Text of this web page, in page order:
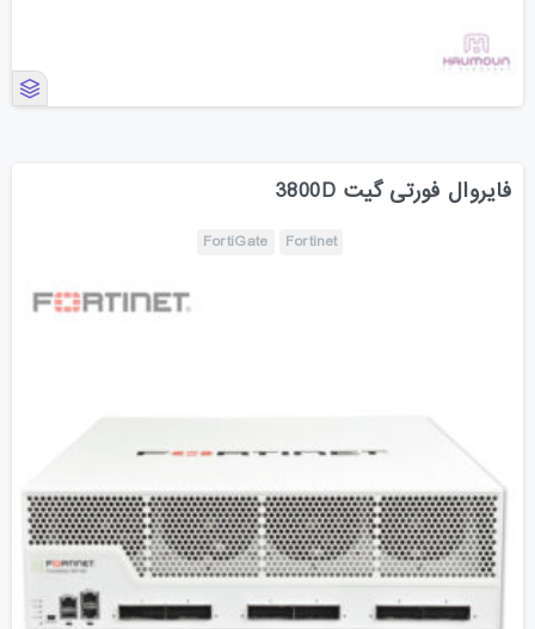
فایروال فورتی گیت 3800D
Fortinet
FortiGate